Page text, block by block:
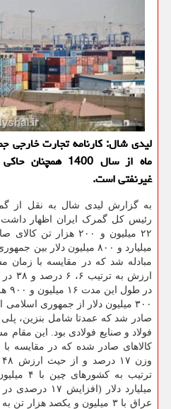
لیدی شال: کارنامه تجارت خارجی
ماه از سال 1400
غیرنفتی است.
به گزارش لیدی شال به نقل از
رئیس کل گمرک ایران اظهار
میلیارد و ۸۰۰ میلیون دلار
مبادله شد که در مقایسه با
۳۰۰ میلیون دلار از جمهوری
صادر شد که عمدتا شامل بنزین،
فولاد و صنایع فولادی بود. این
کالاهای صادر شده که در مقایسه